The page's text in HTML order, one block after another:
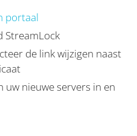
portaal
StreamLock
de link wijzigen naast
uw nieuwe servers in en